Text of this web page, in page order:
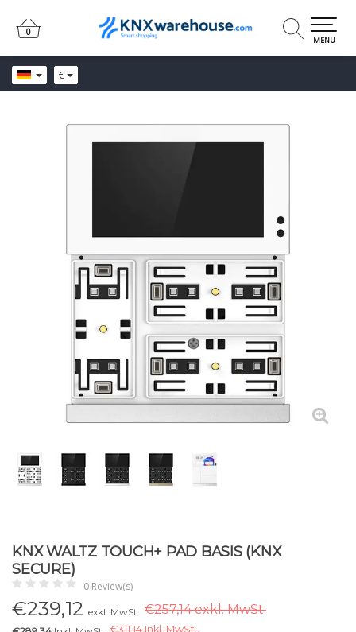
€
0
0
MENU
KNX WALTZ TOUCH+ PAD BASIS (KNX
SECURE)
0 Review(s)
€239,12 exkl. MwSt. €257,14 exkl. MwSt.
€311,14 Inkl. MwSt..